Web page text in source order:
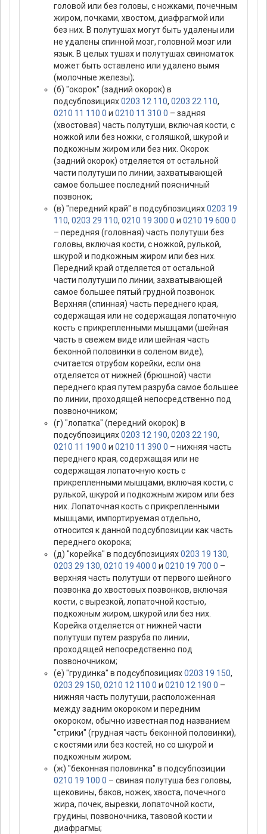
головой или без головы, с ножками, почечным
жиром, почками, хвостом, диафрагмой или
без них. В полутушах могут быть удалены или
не удалены спинной мозг, головной мозг или
язык. В целых тушах и полутушах свиноматок
может быть оставлено или удалено вымя
(молочные железы);
(б) "окорок" (задний окорок) в
подсубпозициях0203 12 110, 0203 22 110,
0210 11 110 0 и 0210 11 310 0 – задняя
(хвостовая) часть полутуши, включая кости, с
ножкой или без ножки, с голяшкой, шкурой и
подкожным жиром или без них. Окорок
(задний окорок) отделяется от остальной
части полутуши по линии, захватывающей
самое большее последний поясничный
позвонок;
(в) "передний край" в подсубпозициях0203 19
110, 0203 29 110, 0210 19 300 0 и 0210 19 600 0
– передняя (головная) часть полутуши без
головы, включая кости, с ножкой, рулькой,
шкурой и подкожным жиром или без них.
Передний край отделяется от остальной
части полутуши по линии, захватывающей
самое большее пятый грудной позвонок.
Верхняя (спинная) часть переднего края,
содержащая или не содержащая лопаточную
кость с прикрепленными мышцами (шейная
часть в свежем виде или шейная часть
беконной половинки в соленом виде),
считается отрубом корейки, если она
отделяется от нижней (брюшной) части
переднего края путем разруба самое большее
по линии, проходящей непосредственно под
позвоночником;
(г) "лопатка" (передний окорок) в
подсубпозициях0203 12 190, 0203 22 190,
0210 11 190 0 и 0210 11 390 0 – нижняя часть
переднего края, содержащая или не
содержащая лопаточную кость с
прикрепленными мышцами, включая кости, с
рулькой, шкурой и подкожным жиром или без
них. Лопаточная кость с прикрепленными
мышцами, импортируемая отдельно,
относится к данной подсубпозиции как часть
переднего окорока;
(д) "корейка" в подсубпозициях0203 19 130,
0203 29 130, 0210 19 400 0 и 0210 19 700 0 –
верхняя часть полутуши от первого шейного
позвонка до хвостовых позвонков, включая
кости, с вырезкой, лопаточной костью,
подкожным жиром, шкурой или без них.
Корейка отделяется от нижней части
полутуши путем разруба по линии,
проходящей непосредственно под
позвоночником;
(е) "грудинка" в подсубпозициях0203 19 150,
0203 29 150, 0210 12 110 0 и 0210 12 190 0 –
нижняя часть полутуши, расположенная
между задним окороком и передним
окороком, обычно известная под названием
"стрики" (грудная часть беконной половинки),
с костями или без костей, но со шкурой и
подкожным жиром;
(ж) "беконная половинка" в подсубпозиции
0210 19 100 0 – свиная полутуша без головы,
щековины, баков, ножек, хвоста, почечного
жира, почек, вырезки, лопаточной кости,
грудины, позвоночника, тазовой кости и
диафрагмы;